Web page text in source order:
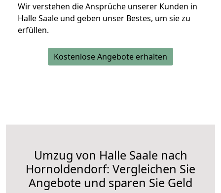
Wir verstehen die Ansprüche unserer Kunden in
Halle Saale und geben unser Bestes, um sie zu
erfüllen.
Kostenlose Angebote erhalten
Umzug von Halle Saale nach
Hornoldendorf: Vergleichen Sie
Angebote und sparen Sie Geld